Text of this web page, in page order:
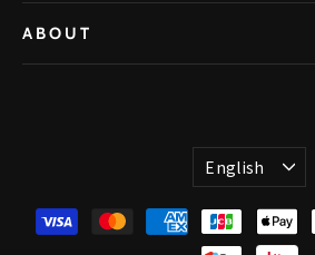
ABOUT
Language
English